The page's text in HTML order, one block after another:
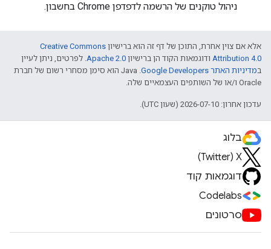
ניהול טוקנים של הרשמה לדפדפן Chrome בחשבון.
אלא אם צוין אחרת, התוכן של דף זה הוא ברישיון Creative Commons
Attribution 4.0 ודוגמאות הקוד הן ברישיון Apache 2.0. לפרטים, ניתן לעיין
במדיניות האתר Google Developers‏
.‏ Java הוא סימן מסחרי רשום של חברת
Oracle ו/או של השותפים העצמאיים שלה.
עדכון אחרון: 2026-07-10 (שעון UTC).
בלוג
X‏ (Twitter)
דוגמאות קוד
Codelabs
סרטונים